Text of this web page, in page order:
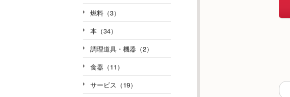
燃料（3）
本（34）
調理道具・機器（2）
食器（11）
サービス（19）